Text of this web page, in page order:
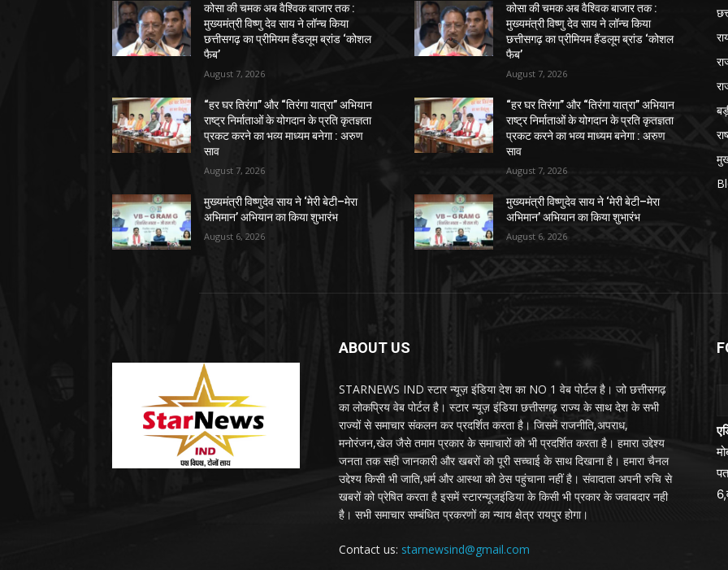
कोसा की चमक अब वैश्विक बाजार तक :
मुख्यमंत्री विष्णु देव साय ने लॉन्च किया
छत्तीसगढ़ का प्रीमियम हैंडलूम ब्रांड ‘कोशल
फैब’
August 7, 2026
“हर घर तिरंगा” और “तिरंगा यात्रा” अभियान
राष्ट्र निर्माताओं के योगदान के प्रति कृतज्ञता
प्रकट करने का भव्य माध्यम बनेगा : अरुण
साव
August 7, 2026
मुख्यमंत्री विष्णुदेव साय ने ‘मेरी बेटी–मेरा
अभिमान’ अभियान का किया शुभारंभ
August 6, 2026
कोसा की चमक अब वैश्विक बाजार तक :
मुख्यमंत्री विष्णु देव साय ने लॉन्च किया
छत्तीसगढ़ का प्रीमियम हैंडलूम ब्रांड ‘कोशल
फैब’
August 7, 2026
“हर घर तिरंगा” और “तिरंगा यात्रा” अभियान
राष्ट्र निर्माताओं के योगदान के प्रति कृतज्ञता
प्रकट करने का भव्य माध्यम बनेगा : अरुण
साव
August 7, 2026
मुख्यमंत्री विष्णुदेव साय ने ‘मेरी बेटी–मेरा
अभिमान’ अभियान का किया शुभारंभ
August 6, 2026
ABOUT US
STARNEWS IND स्टार न्यूज़ इंडिया देश का NO 1 वेब पोर्टल है। जो छत्तीसगढ़
का लोकप्रिय वेब पोर्टल है। स्टार न्यूज़ इंडिया छत्तीसगढ़ राज्य के साथ देश के सभी
राज्यों से समाचार संकलन कर प्रदर्शित करता है। जिसमें राजनीति,अपराध,
मनोरंजन,खेल जैसे तमाम प्रकार के समाचारों को भी प्रदर्शित करता है। हमारा उद्देश्य
जनता तक सही जानकारी और खबरों को पूरी सच्चाई के साथ दिखाना है। हमारा चैनल
उद्देश्य किसी भी जाति,धर्म और आस्था को ठेस पहुंचाना नहीं है। संवादाता अपनी रुचि से
खबरों को प्रेषित करता है इसमें स्टारन्यूजइंडिया के किसी भी प्रकार के जवाबदार नही
है। सभी समाचार सम्बंधित प्रकरणों का न्याय क्षेत्र रायपुर होगा।
Contact us: starnewsind@gmail.com